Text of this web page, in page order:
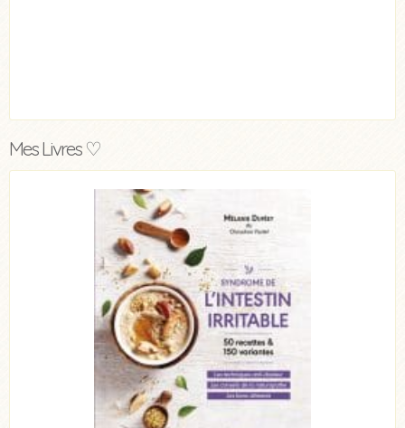
Mes Livres ♡